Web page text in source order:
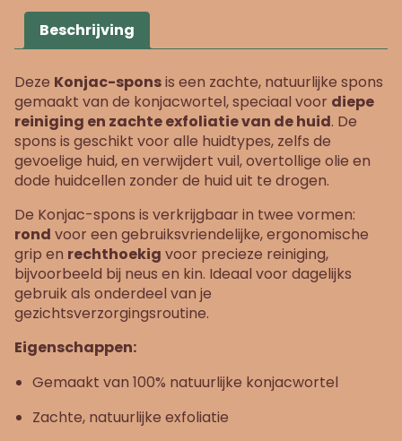
Beschrijving
Deze Konjac-sponsis een zachte, natuurlijke spons
gemaakt van de konjacwortel, speciaal voor diepe
reiniging en zachte exfoliatie van de huid. De
spons is geschikt voor alle huidtypes, zelfs de
gevoelige huid, en verwijdert vuil, overtollige olie en
dode huidcellen zonder de huid uit te drogen.
De Konjac-spons is verkrijgbaar in twee vormen:
rond voor een gebruiksvriendelijke, ergonomische
grip en rechthoekig voor precieze reiniging,
bijvoorbeeld bij neus en kin. Ideaal voor dagelijks
gebruik als onderdeel van je
gezichtsverzorgingsroutine.
Eigenschappen:
Gemaakt van 100% natuurlijke konjacwortel
Zachte, natuurlijke exfoliatie